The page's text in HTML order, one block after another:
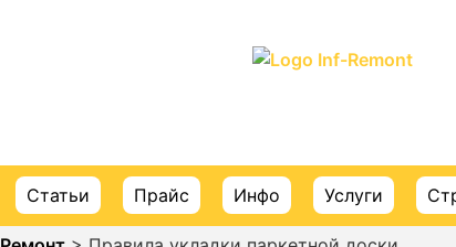
Статьи Прайс Инфо Услуги